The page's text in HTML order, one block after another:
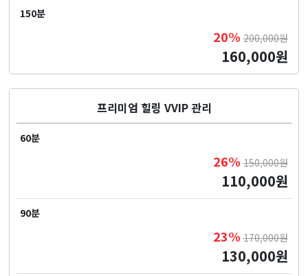
150분
20% 200,000원
160,000원
프리미엄 힐링 VVIP 관리
60분
26% 150,000원
110,000원
90분
23% 170,000원
130,000원